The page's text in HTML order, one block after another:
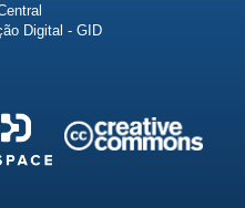
Digital - GID